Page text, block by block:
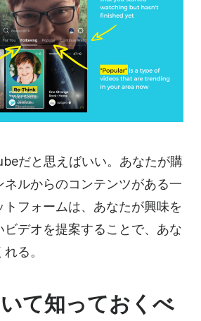
だと思えばいい。あなたが購
ルからのコンテンツがある一
フォームは、あなたが興味を
デオを提案することで、あな
る。
て知っておくべ